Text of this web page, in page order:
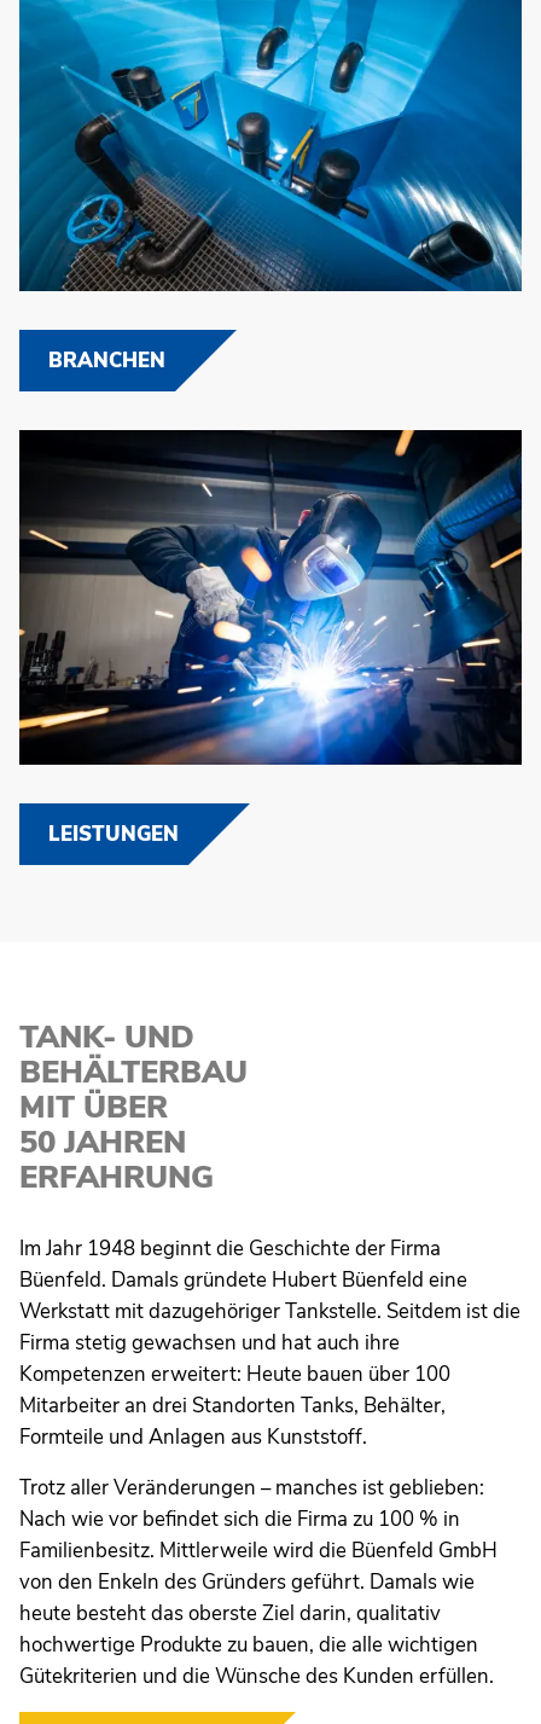
BRANCHEN
LEISTUNGEN
TANK- UND
BEHÄLTERBAU
MIT ÜBER
50 JAHREN
ERFAHRUNG
Im Jahr 1948 beginnt die Geschichte der Firma
Büenfeld. Damals gründete Hubert Büenfeld eine
Werkstatt mit dazugehöriger Tankstelle. Seitdem ist die
Firma stetig gewachsen und hat auch ihre
Kompetenzen erweitert: Heute bauen über 100
Mitarbeiter an drei Standorten Tanks, Behälter,
Formteile und Anlagen aus Kunststoff.
Trotz aller Veränderungen – manches ist geblieben:
Nach wie vor befindet sich die Firma zu 100 % in
Familienbesitz. Mittlerweile wird die Büenfeld GmbH
von den Enkeln des Gründers geführt. Damals wie
heute besteht das oberste Ziel darin, qualitativ
hochwertige Produkte zu bauen, die alle wichtigen
Gütekriterien und die Wünsche des Kunden erfüllen.